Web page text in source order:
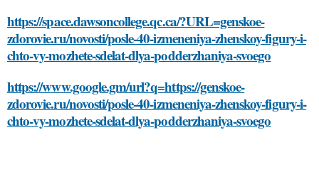
https://space.dawsoncollege.qc.ca/?URL=genskoe-
zdorovie.ru/novosti/posle-40-izmeneniya-zhenskoy-figury-i-
chto-vy-mozhete-sdelat-dlya-podderzhaniya-svoego
https://www.google.gm/url?q=https://genskoe-
zdorovie.ru/novosti/posle-40-izmeneniya-zhenskoy-figury-i-
chto-vy-mozhete-sdelat-dlya-podderzhaniya-svoego